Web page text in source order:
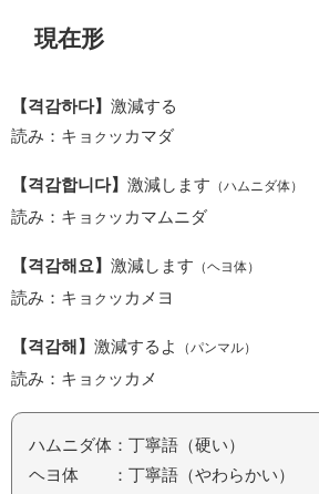
現在形
【격감하다】 激減する
読み：キョ ク ッカマダ
【격감합니다】 激減します （ハムニダ体）
読み：キョ ク ッカマムニダ
【격감해요】 激減します （ヘヨ体）
読み：キョ ク ッカメヨ
【격감해】 激減するよ （パンマル）
読み：キョ ク ッカメ
ハムニダ体：丁寧語（硬い）
ヘヨ体 ：丁寧語（やわらかい）